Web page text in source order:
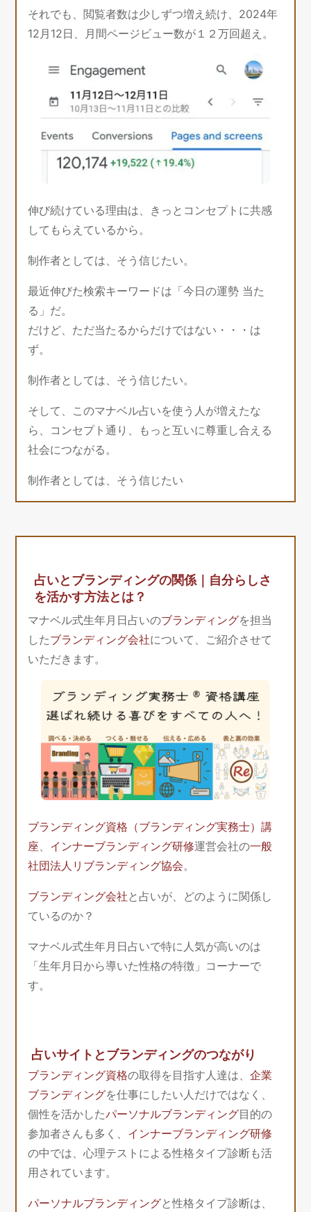
それでも、閲覧者数は少しずつ増え続け、2024年
12月12日、月間ページビュー数が１２万回超え。
伸び続けている理由は、きっとコンセプトに共感
してもらえているから。
制作者としては、そう信じたい。
最近伸びた検索キーワードは「今日の運勢 当た
る」だ。
だけど、ただ当たるからだけではない・・・は
ず。
制作者としては、そう信じたい。
そして、このマナベル占いを使う人が増えたな
ら、コンセプト通り、もっと互いに尊重し合える
社会につながる。
制作者としては、そう信じたい
占いとブランディングの関係｜自分らしさ
を活かす方法とは？
マナベル式生年月日占いのブランディングを担当
したブランディング会社について、ご紹介させて
いただきます。
ブランディング資格（ブランディング実務士）講
座、 インナーブランディング研修運営会社の一般
社団法人リブランディング協会。
ブランディング会社 と占いが、どのように関係し
ているのか？
マナベル式生年月日占いで特に人気が高いのは
「生年月日から導いた性格の特徴」コーナーで
す。
占いサイトとブランディングのつながり
ブランディング資格の取得を目指す人達は、企業
ブランディングを仕事にしたい人だけではなく、
個性を活かしたパーソナルブランディング目的の
参加者さんも多く、 インナーブランディング研修
の中では、心理テストによる性格タイプ診断も活
用されています。
パーソナルブランディングと性格タイプ診断は、